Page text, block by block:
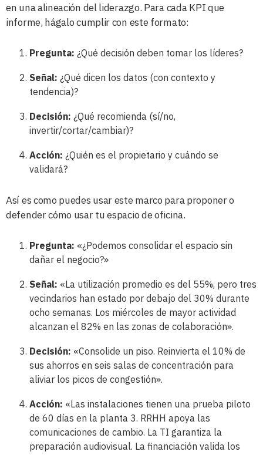
en una alineación del liderazgo. Para cada KPI que
informe, hágalo cumplir con este formato:
Pregunta: ¿Qué decisión deben tomar los líderes?
Señal: ¿Qué dicen los datos (con contexto y
tendencia)?
Decisión: ¿Qué recomienda (sí/no,
invertir/cortar/cambiar)?
Acción: ¿Quién es el propietario y cuándo se
validará?
Así es como puedes usar este marco para proponer o
defender cómo usar tu espacio de oficina.
Pregunta: «¿Podemos consolidar el espacio sin
dañar el negocio?»
Señal: «La utilización promedio es del 55%, pero tres
vecindarios han estado por debajo del 30% durante
ocho semanas. Los miércoles de mayor actividad
alcanzan el 82% en las zonas de colaboración».
Decisión: «Consolide un piso. Reinvierta el 10% de
sus ahorros en seis salas de concentración para
aliviar los picos de congestión».
Acción: «Las instalaciones tienen una prueba piloto
de 60 días en la planta 3. RRHH apoya las
comunicaciones de cambio. La TI garantiza la
preparación audiovisual. La financiación valida los